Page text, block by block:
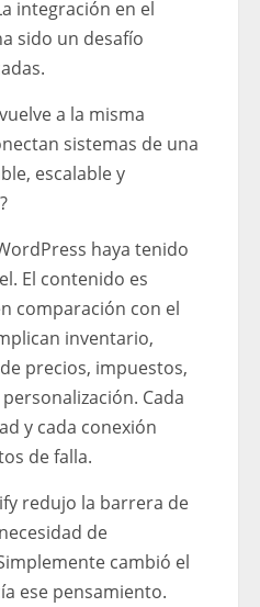
integración en el
sido un desafío
a la misma
sistemas de una
escalable y
haya tenido
El contenido es
comparación con el
inventario,
precios, impuestos,
Cada
y cada conexión
de falla.
redujo la barrera de
de
cambió el
ese pensamiento.